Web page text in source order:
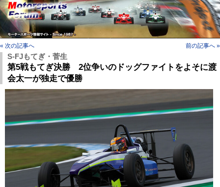
« 次の記事へ 前の記事へ »
S-FJもてぎ・菅生
第5戦もてぎ決勝 2位争いのドッグファイトをよそに渡
会太一が独走で優勝